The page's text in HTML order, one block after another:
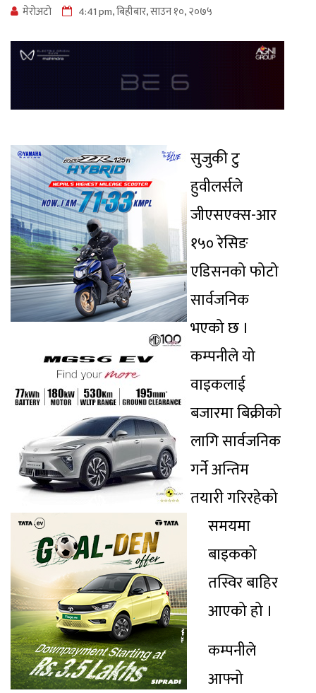
मेराेअटाे 4:41 pm, बिहीबार, साउन १०, २०७५
सुजुकी टु
हुवीलर्सले
जीएसएक्स-आर
१५० रेसिङ
एडिसनको फोटो
सार्वजनिक
भएको छ ।
कम्पनीले यो
वाइकलाई
बजारमा बिक्रीको
लागि सार्वजनिक
गर्ने अन्तिम
तयारी गरिरहेको
समयमा
बाइकको
तस्विर बाहिर
आएको हो ।
कम्पनीले
आफ्नो